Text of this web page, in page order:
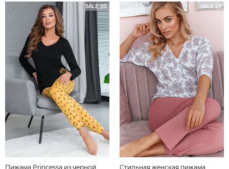
SALE 20
Пижама Princessa из черной
SALE 25
Стильная женская пижама